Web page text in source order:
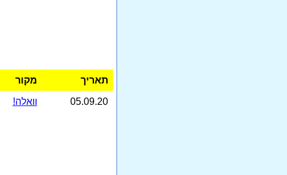
תאריך מקור
05.09.20 וואלה!